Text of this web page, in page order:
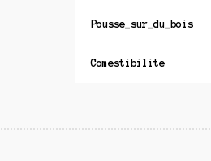
Pousse_sur_du_bois
Comestibilite